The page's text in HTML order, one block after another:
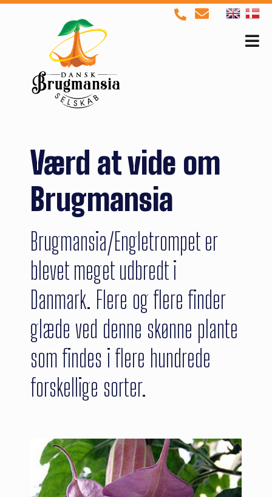
Værd at vide om
Brugmansia
Brugmansia/Engletrompet er
blevet meget udbredt i
Danmark. Flere og flere finder
glæde ved denne skønne plante
som findes i flere hundrede
forskellige sorter.